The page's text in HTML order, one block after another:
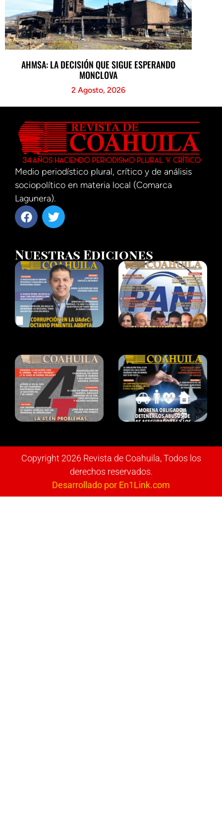
AHMSA: LA DECISIÓN QUE SIGUE ESPERANDO
MONCLOVA
2 Agosto, 2026
Medio periodístico plural, crítico y de análisis
sociopolítico en materia local (Comarca
Lagunera).
Nuestras Ediciones
Copyright 2026 Revista de Coahuila, Todos los
derechos reservados.
Desarrollado por En1Link.com